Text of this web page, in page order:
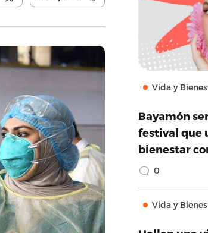
Vida y
Bayamón
festival que
bienestar
0
Vida y